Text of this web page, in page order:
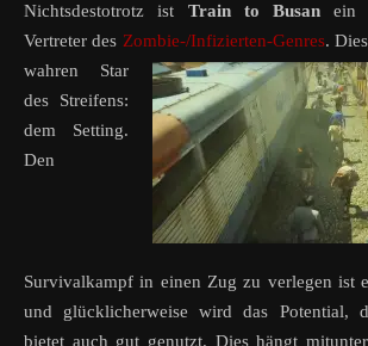
Nichtsdestotrotz ist Train to Busan ein
Vertreter des Zombie-/Infizierten-Genres. Dies
wahren Star
des Streifens:
dem Setting.
Den
Survivalkampf in einen Zug zu verlegen ist
und glücklicherweise wird das Potential,
bietet auch gut genutzt. Dies hängt